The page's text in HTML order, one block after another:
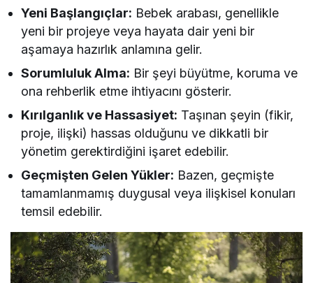
Yeni Başlangıçlar: Bebek arabası, genellikle
yeni bir projeye veya hayata dair yeni bir
aşamaya hazırlık anlamına gelir.
Sorumluluk Alma: Bir şeyi büyütme, koruma ve
ona rehberlik etme ihtiyacını gösterir.
Kırılganlık ve Hassasiyet: Taşınan şeyin (fikir,
proje, ilişki) hassas olduğunu ve dikkatli bir
yönetim gerektirdiğini işaret edebilir.
Geçmişten Gelen Yükler: Bazen, geçmişte
tamamlanmamış duygusal veya ilişkisel konuları
temsil edebilir.